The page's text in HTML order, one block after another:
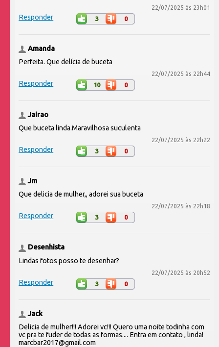
22/07/2025 às 23h01
Responder 3 0
Amanda
Perfeita. Que delícia de buceta
22/07/2025 às 22h44
Responder 10 0
Jairao
Que buceta linda.Maravilhosa suculenta
22/07/2025 às 22h22
Responder 3 0
Jm
Que delicia de mulher,, adorei sua buceta
22/07/2025 às 22h18
Responder 3 0
Desenhista
Lindas fotos posso te desenhar?
22/07/2025 às 20h52
Responder 3 0
Jack
Delicia de mulher!!! Adorei vc!!! Quero uma noite todinha com
vc pra te fuder de todas as formas.... Entra em contato , linda!
marcbar2017@gmail.com